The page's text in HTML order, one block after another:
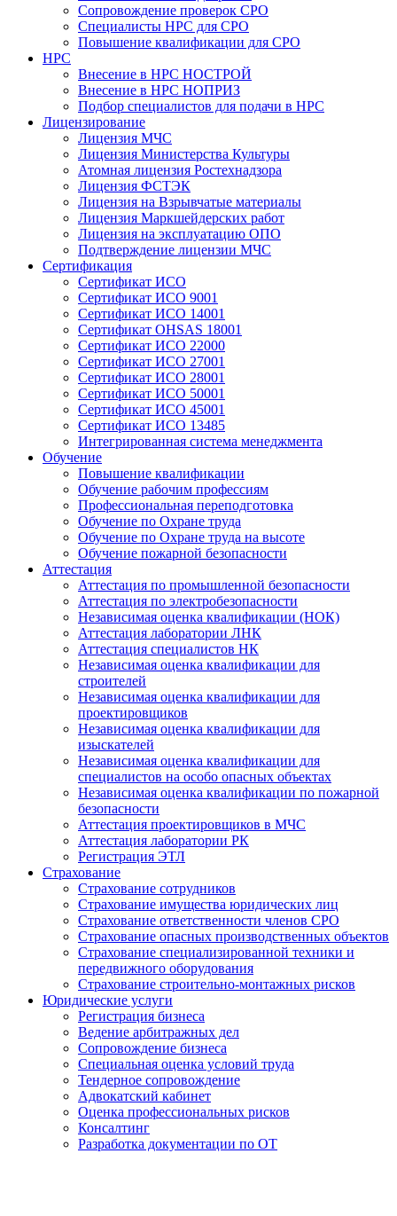
Сопровождение проверок СРО
Специалисты НРС для СРО
Повышение квалификации для СРО
НРС
Внесение в НРС НОСТРОЙ
Внесение в НРС НОПРИЗ
Подбор специалистов для подачи в НРС
Лицензирование
Лицензия МЧС
Лицензия Министерства Культуры
Атомная лицензия Ростехнадзора
Лицензия ФСТЭК
Лицензия на Взрывчатые материалы
Лицензия Маркшейдерских работ
Лицензия на эксплуатацию ОПО
Подтверждение лицензии МЧС
Сертификация
Сертификат ИСО
Сертификат ИСО 9001
Сертификат ИСО 14001
Сертификат OHSAS 18001
Сертификат ИСО 22000
Сертификат ИСО 27001
Сертификат ИСО 28001
Сертификат ИСО 50001
Сертификат ИСО 45001
Сертификат ИСО 13485
Интегрированная система менеджмента
Обучение
Повышение квалификации
Обучение рабочим профессиям
Профессиональная переподготовка
Обучение по Охране труда
Обучение по Охране труда на высоте
Обучение пожарной безопасности
Аттестация
Аттестация по промышленной безопасности
Аттестация по электробезопасности
Независимая оценка квалификации (НОК)
Аттестация лаборатории ЛНК
Аттестация специалистов НК
Независимая оценка квалификации для
строителей
Независимая оценка квалификации для
проектировщиков
Независимая оценка квалификации для
изыскателей
Независимая оценка квалификации для
специалистов на особо опасных объектах
Независимая оценка квалификации по пожарной
безопасности
Аттестация проектировщиков в МЧС
Аттестация лаборатории РК
Регистрация ЭТЛ
Страхование
Страхование сотрудников
Страхование имущества юридических лиц
Страхование ответственности членов СРО
Страхование опасных производственных объектов
Страхование специализированной техники и
передвижного оборудования
Страхование строительно-монтажных рисков
Юридические услуги
Регистрация бизнеса
Ведение арбитражных дел
Сопровождение бизнеса
Специальная оценка условий труда
Тендерное сопровождение
Адвокатский кабинет
Оценка профессиональных рисков
Консалтинг
Разработка документации по ОТ